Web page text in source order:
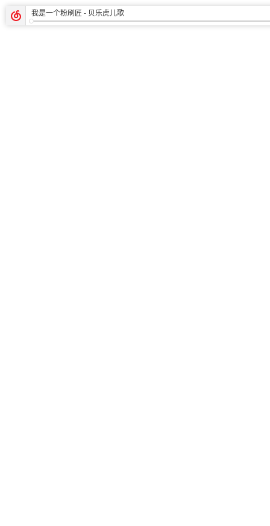
我是一个粉刷匠 - 贝乐虎儿歌